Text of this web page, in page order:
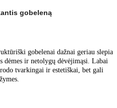
gobeleną
gobelenai dažnai geriau slepia
dėmes ir netolygų dėvėjimąsi. Labai
tvarkingai ir estetiškai, bet gali